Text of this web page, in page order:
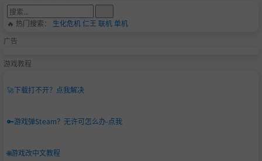
🔥 热门搜索： 生化危机仁王 联机单机
广告
游戏教程
🚀下载打不开？点我解决
🔑游戏弹Steam？无许可怎么办-点我
🌐游戏改中文教程